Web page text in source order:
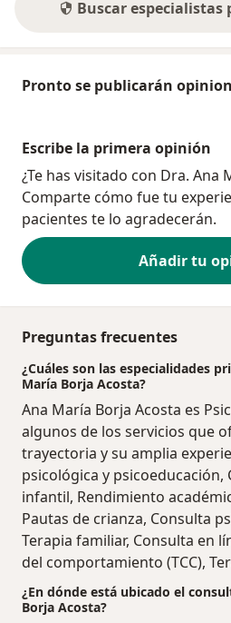
Buscar especialistas
Pronto se publicarán
Escribe la primera opinión
¿Te has visitado con Dra. Ana
Comparte cómo fue tu
pacientes te lo agradecerán.
Añadir tu
Preguntas frecuentes
¿Cuáles son las especialidades
María Borja Acosta?
Ana María Borja Acosta es
algunos de los servicios que
trayectoria y su amplia
psicológica y psicoeducación,
infantil, Rendimiento
Pautas de crianza, Consulta
Terapia familiar, Consulta en
del comportamiento (TCC),
¿En dónde está ubicado el
Borja Acosta?